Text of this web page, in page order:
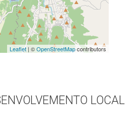
Leaflet| ©OpenStreetMapcontributors
LOCAL